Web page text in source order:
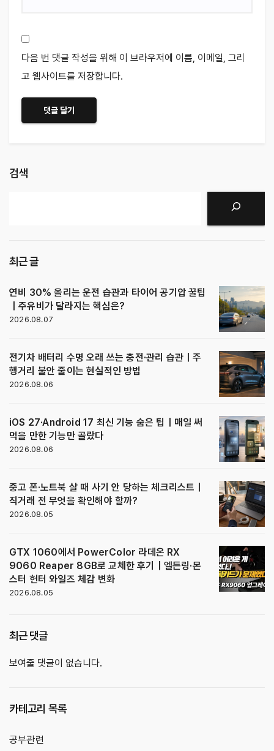
다음 번 댓글 작성을 위해 이 브라우저에 이름, 이메일, 그리
고 웹사이트를 저장합니다.
검색
최근 글
연비 30% 올리는 운전 습관과 타이어 공기압 꿀팁
｜주유비가 달라지는 핵심은?
2026.08.07
전기차 배터리 수명 오래 쓰는 충전·관리 습관｜주
행거리 불안 줄이는 현실적인 방법
2026.08.06
iOS 27·Android 17 최신 기능 숨은 팁｜매일 써
먹을 만한 기능만 골랐다
2026.08.06
중고 폰·노트북 살 때 사기 안 당하는 체크리스트｜
직거래 전 무엇을 확인해야 할까?
2026.08.05
GTX 1060에서 PowerColor 라데온 RX
9060 Reaper 8GB로 교체한 후기｜엘든링·몬
스터 헌터 와일즈 체감 변화
2026.08.05
최근 댓글
보여줄 댓글이 없습니다.
카테고리 목록
공부관련